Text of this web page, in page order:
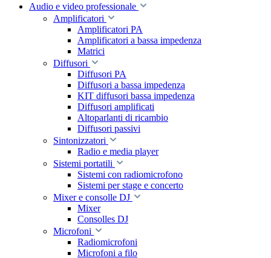
Audio e video professionale
Amplificatori
Amplificatori PA
Amplificatori a bassa impedenza
Matrici
Diffusori
Diffusori PA
Diffusori a bassa impedenza
KIT diffusori bassa impedenza
Diffusori amplificati
Altoparlanti di ricambio
Diffusori passivi
Sintonizzatori
Radio e media player
Sistemi portatili
Sistemi con radiomicrofono
Sistemi per stage e concerto
Mixer e consolle DJ
Mixer
Consolles DJ
Microfoni
Radiomicrofoni
Microfoni a filo